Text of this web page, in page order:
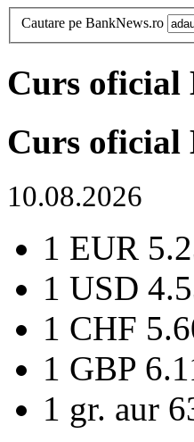
Cautare pe BankNews.ro
Curs oficial
Curs oficial
10.08.2026
1 EUR
1 USD
1 CHF
1 GBP
1 gr. aur